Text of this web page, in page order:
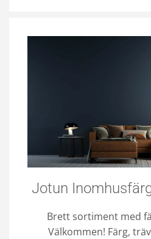
Jotun
Brett sortiment med
Välkommen! Färg,